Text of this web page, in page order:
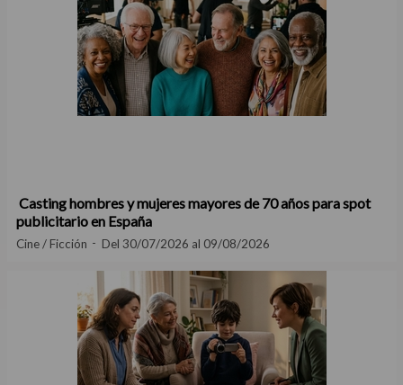
Casting hombres y mujeres mayores de 70 años para spot
publicitario en España
Cine / Ficción Del 30/07/2026 al 09/08/2026